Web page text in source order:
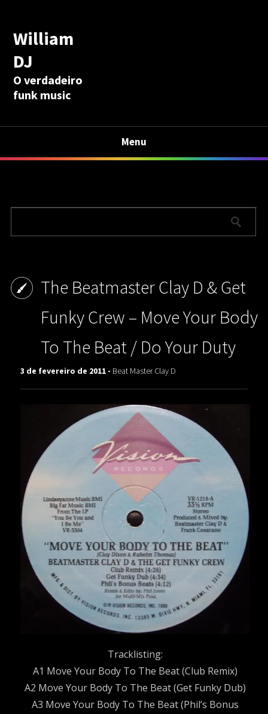
William
DJ
O verdadeiro
funk music
Menu
The Beatmaster Clay D & Get
Funky Crew – Move Your Body
To The Beat / Do Your Duty
3 de fevereiro de 2011 - Beat Master Clay D
Tracklisting:
A1 Move Your Body To The Beat (Club Remix)
A2 Move Your Body To The Beat (Get Funky Dub)
A3 Move Your Body To The Beat (Phil’s Bonus